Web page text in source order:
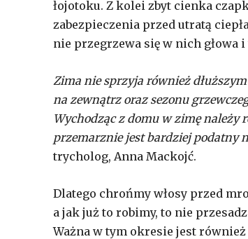
łojotoku. Z kolei zbyt cienka
zabezpieczenia przed utratą
nie przegrzewa się w nich głowa
Zima nie sprzyja również
na zewnątrz oraz sezonu
Wychodząc z domu w zimę należy
przemarznie jest bardziej podatny
trycholog, Anna Mackojć.
Dlatego chrońmy włosy przed
a jak już to robimy, to nie
Ważna w tym okresie jest